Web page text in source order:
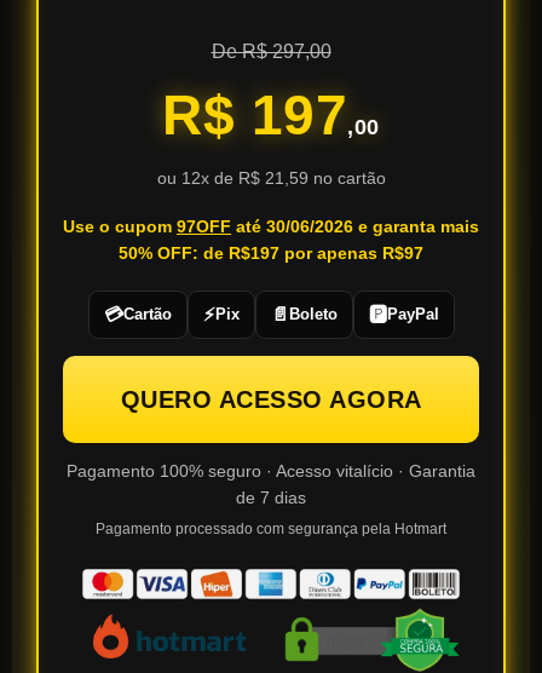
De R$ 297,00
R$ 197,00
ou 12x de R$ 21,59 no cartão
Use o cupom 97OFF até 30/06/2026 e garanta mais
50% OFF: de R$197 por apenas R$97
💳Cartão ⚡Pix 📄 Boleto 🅿️PayPal
QUERO ACESSO AGORA
Pagamento 100% seguro · Acesso vitalício · Garantia
de 7 dias
Pagamento processado com segurança pela Hotmart